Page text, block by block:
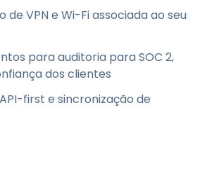
de VPN e Wi-Fi associada ao seu
para auditoria para SOC 2,
dos clientes
first e sincronização de